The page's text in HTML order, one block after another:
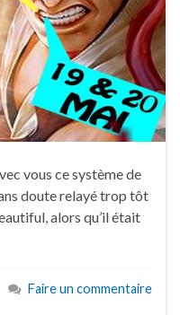
vous ce système de
doute relayé trop tôt
alors qu’il était
Faire un commentaire